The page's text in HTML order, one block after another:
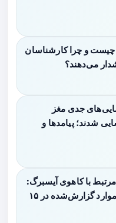
و چرا کارشناسان
می‌دهند؟
جدی مغز
شدند؛ پیامدها و
با کاهوی آیسبرگ:
هشدار CDC درباره موارد گزارش‌شده در ۱۵